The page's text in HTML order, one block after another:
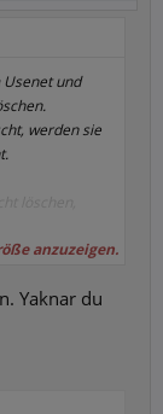
Usenet und
werden sie
anzuzeigen.
Yaknar du